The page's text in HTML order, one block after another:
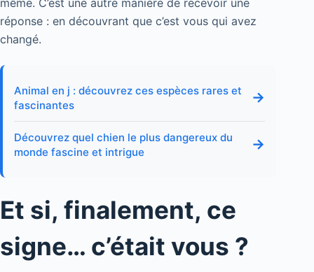
réponse : en découvrant que c’est vous qui avez
changé.
Animal en j : découvrez ces espèces rares et
fascinantes
→
Découvrez quel chien le plus dangereux du
monde fascine et intrigue
→
Et si, finalement, ce
signe… c’était vous ?